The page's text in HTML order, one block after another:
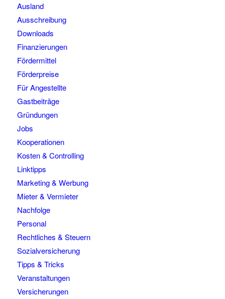
Ausland
Ausschreibung
Downloads
Finanzierungen
Fördermittel
Förderpreise
Für Angestellte
Gastbeiträge
Gründungen
Jobs
Kooperationen
Kosten & Controlling
Linktipps
Marketing & Werbung
Mieter & Vermieter
Nachfolge
Personal
Rechtliches & Steuern
Sozialversicherung
Tipps & Tricks
Veranstaltungen
Versicherungen